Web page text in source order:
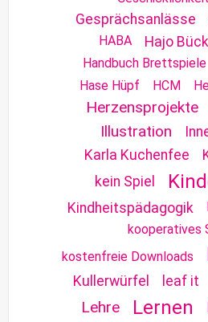
Gesprächsanlässe
HABA
Hajo
Handbuch Brettspiele
Hase Hüpf HCM
Herzensprojekte
Illustration
Karla Kuchenfee
kein Spiel
Kindheitspädagogik
kooperatives
kostenfreie Downloads
Kullerwürfel leaf it
Lehre Lernen